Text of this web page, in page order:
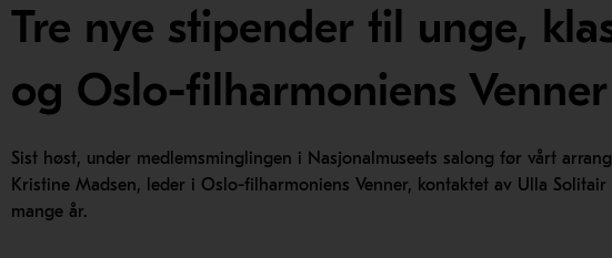
Tre nye stipender til unge,
og Oslo-filharmoniens
Sist høst, under medlemsminglingen i Nasjonalmuseets salong før vårt
Kristine Madsen, leder i Oslo-filharmoniens Venner, kontaktet av Ulla
mange år.